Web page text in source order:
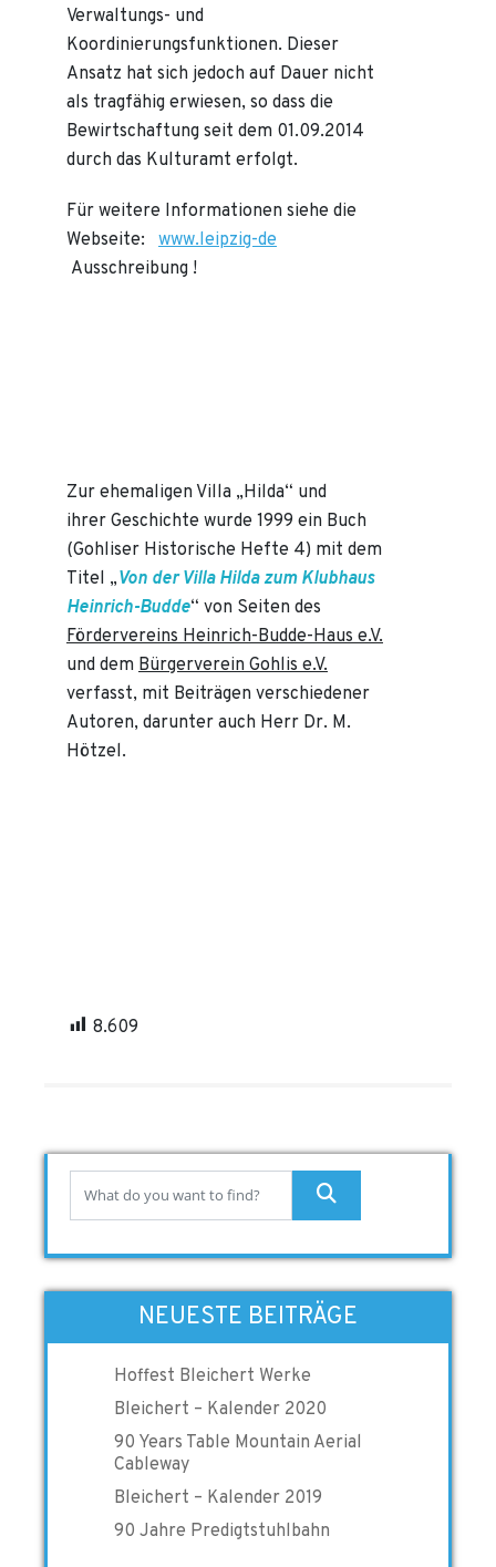
Verwaltungs- und
Koordinierungsfunktionen. Dieser
Ansatz hat sich jedoch auf Dauer nicht
als tragfähig erwiesen, so dass die
Bewirtschaftung seit dem 01.09.2014
durch das Kulturamt erfolgt.
Für weitere Informationen siehe die
Webseite: www.leipzig-de
Ausschreibung !
Zur ehemaligen Villa „Hilda“ und
ihrer Geschichte wurde 1999 ein Buch
(Gohliser Historische Hefte 4) mit dem
Titel „Von der Villa Hilda zum Klubhaus
Heinrich-Budde“ von Seiten des
Fördervereins Heinrich-Budde-Haus e.V.
und dem Bürgerverein Gohlis e.V.
verfasst, mit Beiträgen verschiedener
Autoren, darunter auch Herr Dr. M.
Hötzel.
8.609
NEUESTE BEITRÄGE
Hoffest Bleichert Werke
Bleichert – Kalender 2020
90 Years Table Mountain Aerial
Cableway
Bleichert – Kalender 2019
90 Jahre Predigtstuhlbahn